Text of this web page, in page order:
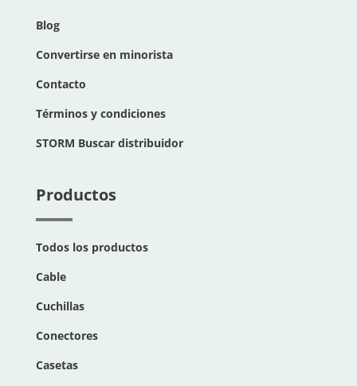
Blog
Convertirse en minorista
Contacto
Términos y condiciones
STORM Buscar distribuidor
Productos
Todos los productos
Cable
Cuchillas
Conectores
Casetas